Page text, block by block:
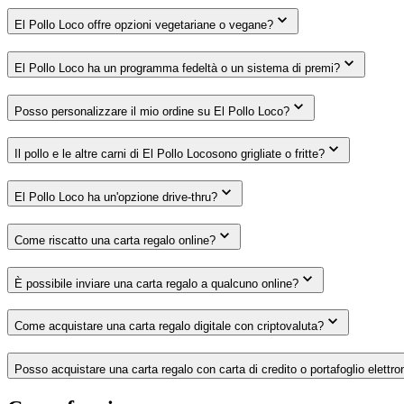
El Pollo Loco offre opzioni vegetariane o vegane?
El Pollo Loco ha un programma fedeltà o un sistema di premi?
Posso personalizzare il mio ordine su El Pollo Loco?
Il pollo e le altre carni di El Pollo Locosono grigliate o fritte?
El Pollo Loco ha un'opzione drive-thru?
Come riscatto una carta regalo online?
È possibile inviare una carta regalo a qualcuno online?
Come acquistare una carta regalo digitale con criptovaluta?
Posso acquistare una carta regalo con carta di credito o portafoglio